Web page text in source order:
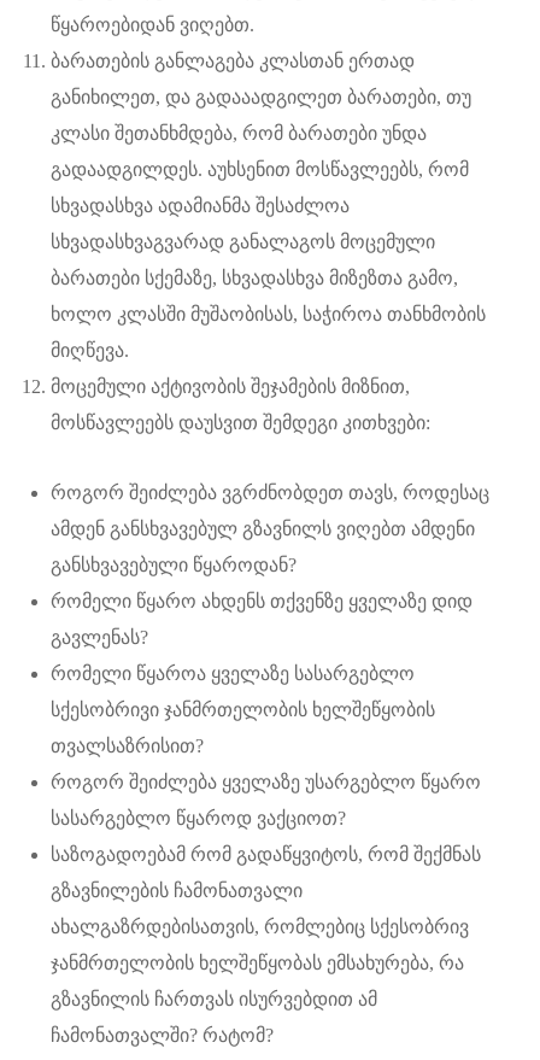
წყაროებიდან ვიღებთ.
ბარათების განლაგება კლასთან ერთად
განიხილეთ, და გადააადგილეთ ბარათები, თუ
კლასი შეთანხმდება, რომ ბარათები უნდა
გადაადგილდეს. აუხსენით მოსწავლეებს, რომ
სხვადასხვა ადამიანმა შესაძლოა
სხვადასხვაგვარად განალაგოს მოცემული
ბარათები სქემაზე, სხვადასხვა მიზეზთა გამო,
ხოლო კლასში მუშაობისას, საჭიროა თანხმობის
მიღწევა.
მოცემული აქტივობის შეჯამების მიზნით,
მოსწავლეებს დაუსვით შემდეგი კითხვები:
როგორ შეიძლება ვგრძნობდეთ თავს, როდესაც
ამდენ განსხვავებულ გზავნილს ვიღებთ ამდენი
განსხვავებული წყაროდან?
რომელი წყარო ახდენს თქვენზე ყველაზე დიდ
გავლენას?
რომელი წყაროა ყველაზე სასარგებლო
სქესობრივი ჯანმრთელობის ხელშეწყობის
თვალსაზრისით?
როგორ შეიძლება ყველაზე უსარგებლო წყარო
სასარგებლო წყაროდ ვაქციოთ?
საზოგადოებამ რომ გადაწყვიტოს, რომ შექმნას
გზავნილების ჩამონათვალი
ახალგაზრდებისათვის, რომლებიც სქესობრივ
ჯანმრთელობის ხელშეწყობას ემსახურება, რა
გზავნილის ჩართვას ისურვებდით ამ
ჩამონათვალში? რატომ?